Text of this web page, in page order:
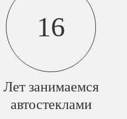
16
Лет занимаемся
автостеклами